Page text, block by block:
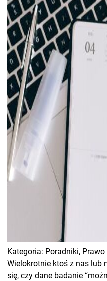
Kategoria: Poradniki, Prawo
Wielokrotnie ktoś z nas lub
się, czy dane badanie